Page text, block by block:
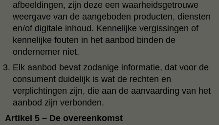
afbeeldingen, zijn deze een waarheidsgetrouwe
weergave van de aangeboden producten, diensten
en/of digitale inhoud. Kennelijke vergissingen of
kennelijke fouten in het aanbod binden de
ondernemer niet.
Elk aanbod bevat zodanige informatie, dat voor de
consument duidelijk is wat de rechten en
verplichtingen zijn, die aan de aanvaarding van het
aanbod zijn verbonden.
Artikel 5 – De overeenkomst